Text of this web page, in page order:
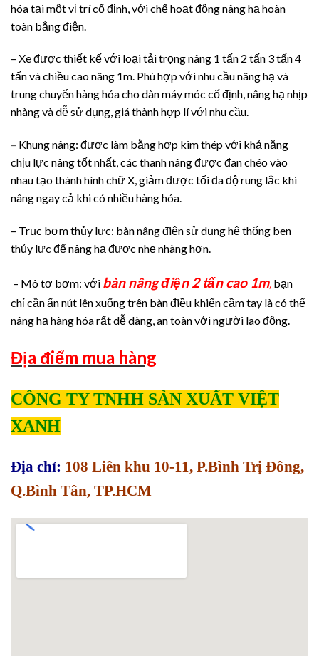
hóa tại một vị trí cố định, với chế hoạt động nâng hạ hoàn
toàn bằng điện.
– Xe được thiết kế với loại tải trọng nâng 1 tấn 2 tấn 3 tấn 4
tấn và chiều cao nâng 1m. Phù hợp với nhu cầu nâng hạ và
trung chuyển hàng hóa cho dàn máy móc cố định, nâng hạ nhịp
nhàng và dễ sử dụng, giá thành hợp lí với nhu cầu.
– Khung nâng: được làm bằng hợp kim thép với khả năng
chịu lực nâng tốt nhất, các thanh nâng được đan chéo vào
nhau tạo thành hình chữ X, giảm được tối đa độ rung lắc khi
nâng ngay cả khi có nhiều hàng hóa.
– Trục bơm thủy lực: bàn nâng điện sử dụng hệ thống ben
thủy lực để nâng hạ được nhẹ nhàng hơn.
– Mô tơ bơm: với bàn nâng điện 2 tấn cao 1m, bạn
chỉ cần ấn nút lên xuống trên bàn điều khiển cầm tay là có thể
nâng hạ hàng hóa rất dễ dàng, an toàn với người lao động.
Địa điểm mua hàng
CÔNG TY TNHH SẢN XUẤT VIỆT
XANH
Địa chỉ: 108 Liên khu 10-11, P.Bình Trị Đông,
Q.Bình Tân, TP.HCM